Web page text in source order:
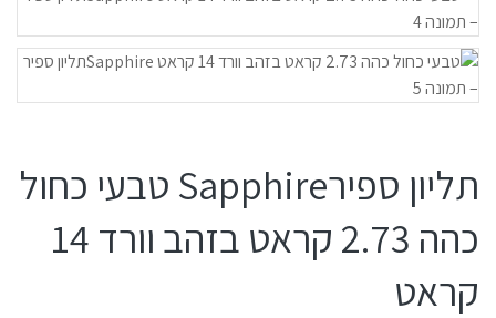
תליון ספירSapphire טבעי כחול
כהה 2.73 קראט בזהב וורד 14
קראט